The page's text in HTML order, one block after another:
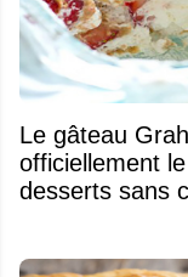
Le gâteau Graham et fraises se mérite
officiellement
desserts sans